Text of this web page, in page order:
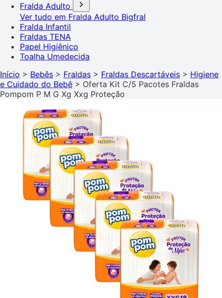
Fralda Adulto
Ver tudo em Fralda Adulto Bigfral
Fralda Infantil
Fraldas TENA
Papel Higiênico
Toalha Umedecida
Início > Bebês > Fraldas > Fraldas Descartáveis > Higiene
e Cuidado do Bebê > Oferta Kit C/5 Pacotes Fraldas
Pompom P M G Xg Xxg Proteção